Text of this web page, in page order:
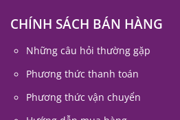
CHÍNH SÁCH BÁN HÀNG
Những câu hỏi thường gặp
Phương thức thanh toán
Phương thức vận chuyển